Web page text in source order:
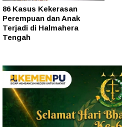
86 Kasus Kekerasan
Perempuan dan Anak
Terjadi di Halmahera
Tengah